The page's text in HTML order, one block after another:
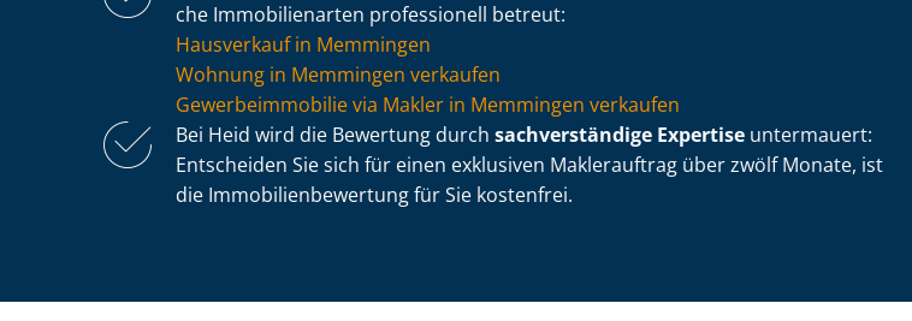
che Immobilienarten professionell betreut:
Hausverkauf in Memmingen
Wohnung in Memmingen verkaufen
Ge­wer­be­im­mo­bi­lie via Makler in Memmingen verkaufen
Bei Heid wird die Bewertung durch sachverständige Expertise untermauert:
Entscheiden Sie sich für einen exklusiven Maklerauftrag über zwölf Monate, ist
die Im­mo­bi­li­en­be­wer­tung für Sie kostenfrei.